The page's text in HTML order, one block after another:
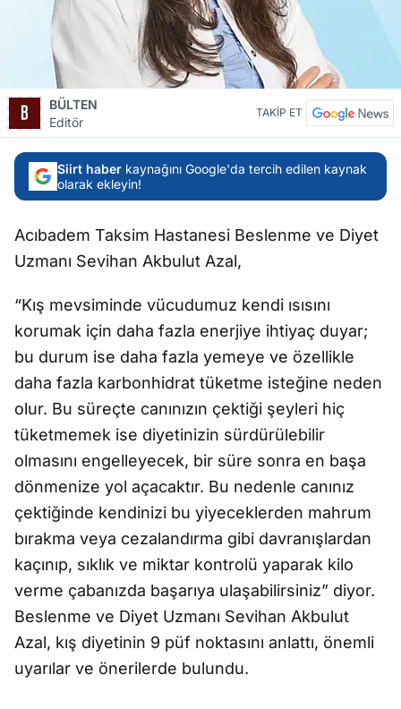
BÜLTEN
Editör
TAKİP ET
Siirt haber kaynağını Google'da tercih edilen kaynak
olarak ekleyin!
Acıbadem Taksim Hastanesi Beslenme ve Diyet
Uzmanı Sevihan Akbulut Azal,
“Kış mevsiminde vücudumuz kendi ısısını
korumak için daha fazla enerjiye ihtiyaç duyar;
bu durum ise daha fazla yemeye ve özellikle
daha fazla karbonhidrat tüketme isteğine neden
olur. Bu süreçte canınızın çektiği şeyleri hiç
tüketmemek ise diyetinizin sürdürülebilir
olmasını engelleyecek, bir süre sonra en başa
dönmenize yol açacaktır. Bu nedenle canınız
çektiğinde kendinizi bu yiyeceklerden mahrum
bırakma veya cezalandırma gibi davranışlardan
kaçınıp, sıklık ve miktar kontrolü yaparak kilo
verme çabanızda başarıya ulaşabilirsiniz” diyor.
Beslenme ve Diyet Uzmanı Sevihan Akbulut
Azal, kış diyetinin 9 püf noktasını anlattı, önemli
uyarılar ve önerilerde bulundu.